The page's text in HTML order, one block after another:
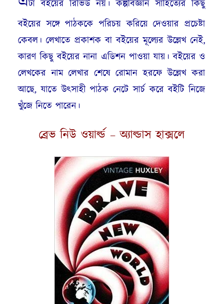
টা বইয়ের রিভিউ নয়। কল্পবিজ্ঞান সাহিত্যের কিছু
বইয়ের সঙ্গে পাঠককে পরিচয় করিয়ে দেওয়ার প্রচেষ্টা
কেবল। লেখাতে প্রকাশক বা বইয়ের মূল্যের উল্লেখ নেই,
কারণ কিছু বইয়ের নানা এডিশন পাওয়া যায়। বইয়ের ও
লেখকের নাম লেখার শেষে রোমান হরফে উল্লেখ করা
আছে, যাতে উৎসাহী পাঠক নেটে সার্চ করে বইটি নিজে
খুঁজে নিতে পারেন।
ব্রেভ নিউ ওয়ার্ল্ড – অ্যাল্ডাস হাক্সলে